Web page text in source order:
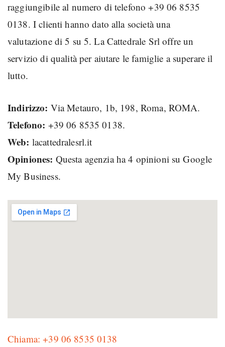
raggiungibile al numero di telefono +39 06 8535
0138. I clienti hanno dato alla società una
valutazione di 5 su 5. La Cattedrale Srl offre un
servizio di qualità per aiutare le famiglie a superare il
lutto.
Indirizzo: Via Metauro, 1b, 198, Roma, ROMA.
Telefono: +39 06 8535 0138.
Web: lacattedralesrl.it
Opiniones: Questa agenzia ha 4 opinioni su Google
My Business.
Chiama: +39 06 8535 0138